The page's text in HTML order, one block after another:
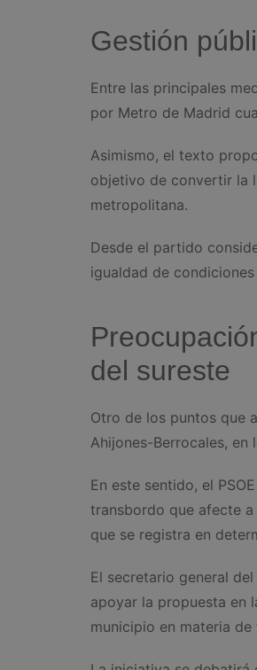
Gestión
Entre las principales
por Metro de Madrid
Asimismo, el texto
objetivo de convertir la
metropolitana.
Desde el partido
igualdad de
del sureste
Otro de los puntos que
Ahijones-Berrocales, en
En este sentido, el
transbordo que afecte
que se registra en
El secretario general
apoyar la propuesta en
municipio en materia